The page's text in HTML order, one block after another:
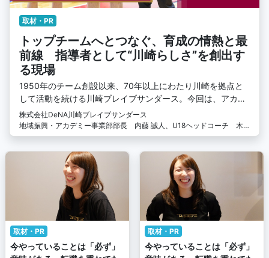
取材・PR
トップチームへとつなぐ、育成の情熱と最
前線 指導者として“川崎らしさ”を創出す
る現場
1950年のチーム創設以来、70年以上にわたり川崎を拠点と
して活動を続ける川崎ブレイブサンダース。今回は、アカデ
ミー事業の『ユース活動』にスポットを当てます。現場の指
導者のインタビューを通じ、強化育成に懸ける熱い思いや、
その取り組みについて詳しくお話を伺いました。
株式会社DeNA川崎ブレイブサンダース
地域振興・アカデミー事業部部長 内藤 誠人、U18ヘッドコーチ 木
村 太、U15アシスタントコーチ 髙橋祐二
取材・PR
今やっていることは「必ず」
取材・PR
今やっていることは「必ず」